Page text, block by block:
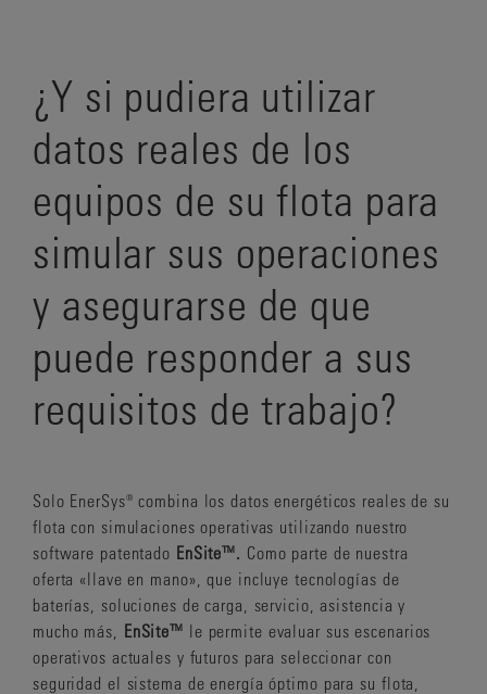
¿Y si pudiera utilizar
datos reales de los
equipos de su flota para
simular sus operaciones
y asegurarse de que
puede responder a sus
requisitos de trabajo?
Solo EnerSys® combina los datos energéticos reales de su
flota con simulaciones operativas utilizando nuestro
software patentado EnSite™.
Como parte de nuestra
oferta «llave en mano», que incluye tecnologías de
baterías, soluciones de carga, servicio, asistencia y
mucho más, EnSite™ le permite evaluar sus escenarios
operativos actuales y futuros para seleccionar con
seguridad el sistema de energía óptimo para su flota,